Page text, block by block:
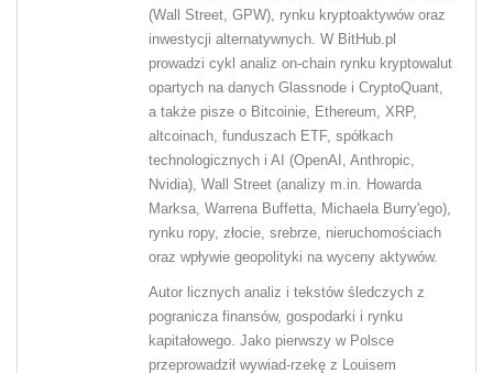
(Wall Street, GPW), rynku kryptoaktywów oraz
inwestycji alternatywnych. W BitHub.pl
prowadzi cykl analiz on-chain rynku kryptowalut
opartych na danych Glassnode i CryptoQuant,
a także pisze o Bitcoinie, Ethereum, XRP,
altcoinach, funduszach ETF, spółkach
technologicznych i AI (OpenAI, Anthropic,
Nvidia), Wall Street (analizy m.in. Howarda
Marksa, Warrena Buffetta, Michaela Burry'ego),
rynku ropy, złocie, srebrze, nieruchomościach
oraz wpływie geopolityki na wyceny aktywów.
Autor licznych analiz i tekstów śledczych z
pogranicza finansów, gospodarki i rynku
kapitałowego. Jako pierwszy w Polsce
przeprowadził wywiad-rzekę z Louisem